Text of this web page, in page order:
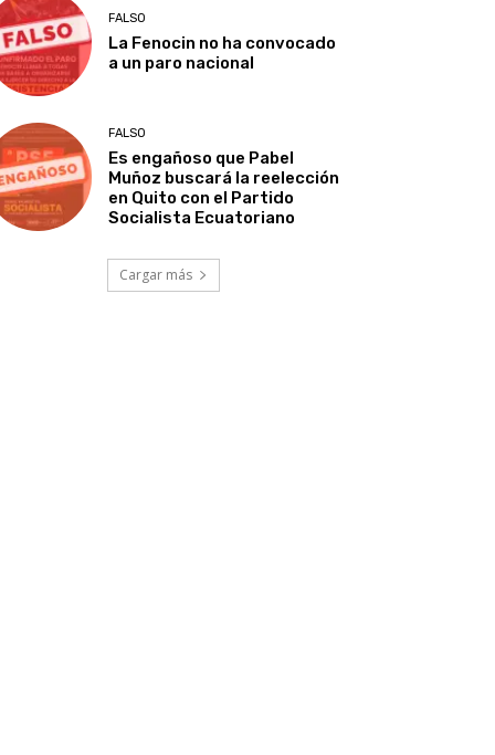
FALSO
La Fenocin no ha convocado
a un paro nacional
FALSO
Es engañoso que Pabel
Muñoz buscará la reelección
en Quito con el Partido
Socialista Ecuatoriano
Cargar más